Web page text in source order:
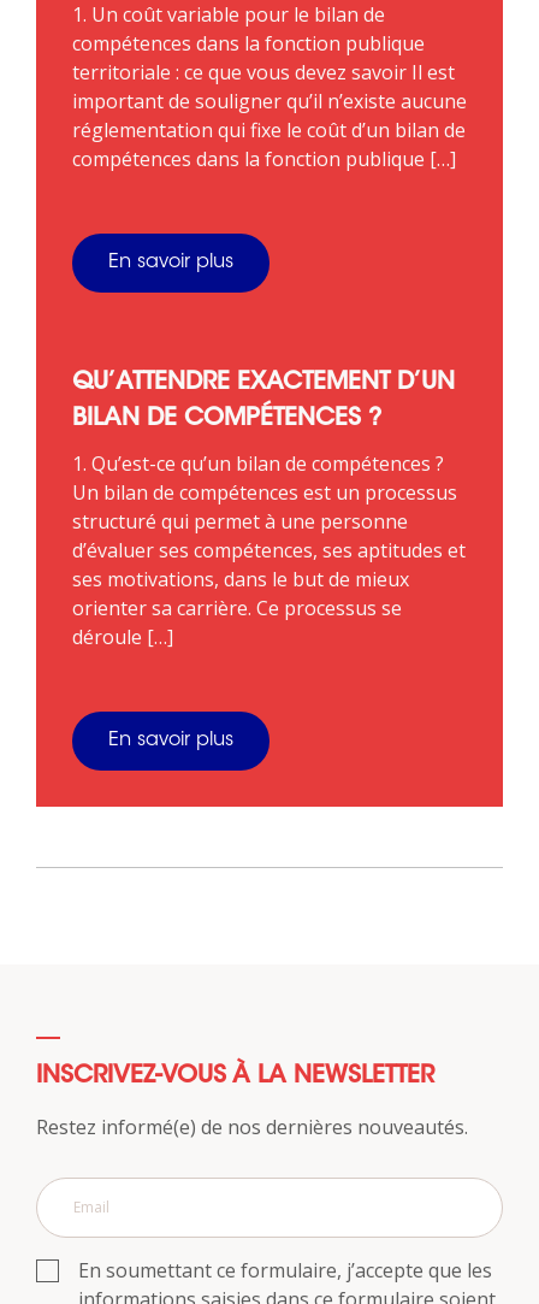
1. Un coût variable pour le bilan de
compétences dans la fonction publique
territoriale : ce que vous devez savoir Il est
important de souligner qu’il n’existe aucune
réglementation qui fixe le coût d’un bilan de
compétences dans la fonction publique […]
En savoir plus
QU’ATTENDRE EXACTEMENT D’UN
BILAN DE COMPÉTENCES ?
1. Qu’est-ce qu’un bilan de compétences ?
Un bilan de compétences est un processus
structuré qui permet à une personne
d’évaluer ses compétences, ses aptitudes et
ses motivations, dans le but de mieux
orienter sa carrière. Ce processus se
déroule […]
En savoir plus
INSCRIVEZ-VOUS À LA NEWSLETTER
Restez informé(e) de nos dernières nouveautés.
En soumettant ce formulaire, j’accepte que les